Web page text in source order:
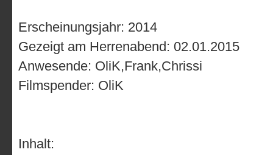
Erscheinungsjahr: 2014
Gezeigt am Herrenabend: 02.01.2015
Anwesende: OliK,Frank,Chrissi
Filmspender: OliK
Inhalt: